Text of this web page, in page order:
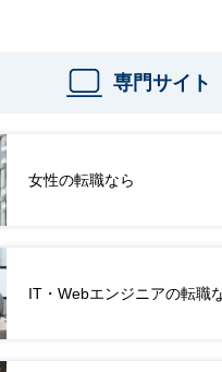
専門サイト
女性の転職なら
IT・Webエンジニアの転職